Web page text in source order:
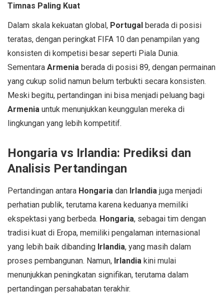
Timnas Paling Kuat
Dalam skala kekuatan global, Portugal berada di posisi
teratas, dengan peringkat FIFA 10 dan penampilan yang
konsisten di kompetisi besar seperti Piala Dunia.
Sementara Armenia berada di posisi 89, dengan permainan
yang cukup solid namun belum terbukti secara konsisten.
Meski begitu, pertandingan ini bisa menjadi peluang bagi
Armenia untuk menunjukkan keunggulan mereka di
lingkungan yang lebih kompetitif.
Hongaria vs Irlandia: Prediksi dan
Analisis Pertandingan
Pertandingan antara Hongaria dan Irlandia juga menjadi
perhatian publik, terutama karena keduanya memiliki
ekspektasi yang berbeda. Hongaria, sebagai tim dengan
tradisi kuat di Eropa, memiliki pengalaman internasional
yang lebih baik dibanding Irlandia, yang masih dalam
proses pembangunan. Namun, Irlandia kini mulai
menunjukkan peningkatan signifikan, terutama dalam
pertandingan persahabatan terakhir.